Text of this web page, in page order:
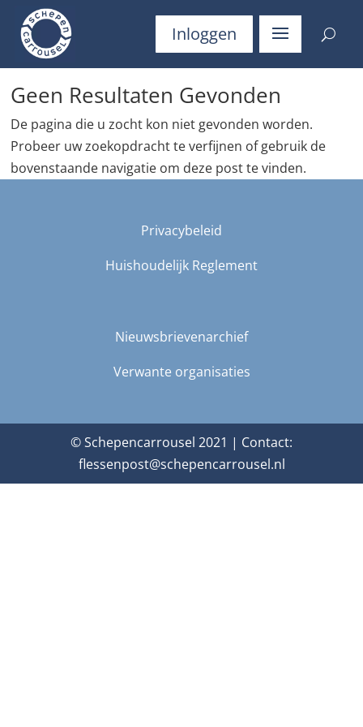
Inloggen
Geen Resultaten Gevonden
De pagina die u zocht kon niet gevonden worden.
Probeer uw zoekopdracht te verfijnen of gebruik de
bovenstaande navigatie om deze post te vinden.
Privacybeleid
Huishoudelijk Reglement
Nieuwsbrievenarchief
Verwante organisaties
© Schepencarrousel 2021 | Contact:
flessenpost@schepencarrousel.nl